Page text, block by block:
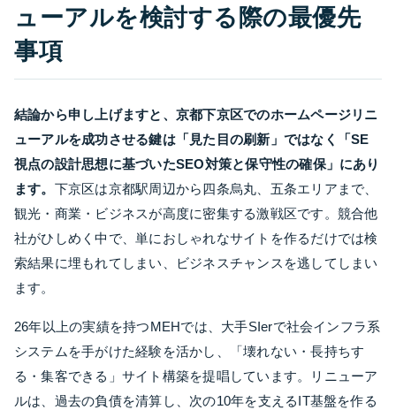
ューアルを検討する際の最優先
事項
結論から申し上げますと、京都下京区でのホームページリニ
ューアルを成功させる鍵は「見た目の刷新」ではなく「SE
視点の設計思想に基づいたSEO対策と保守性の確保」にあり
ます。 下京区は京都駅周辺から四条烏丸、五条エリアまで、
観光・商業・ビジネスが高度に密集する激戦区です。競合他
社がひしめく中で、単におしゃれなサイトを作るだけでは検
索結果に埋もれてしまい、ビジネスチャンスを逃してしまい
ます。
26年以上の実績を持つMEHでは、大手SIerで社会インフラ系
システムを手がけた経験を活かし、「壊れない・長持ちす
る・集客できる」サイト構築を提唱しています。リニューア
ルは、過去の負債を清算し、次の10年を支えるIT基盤を作る